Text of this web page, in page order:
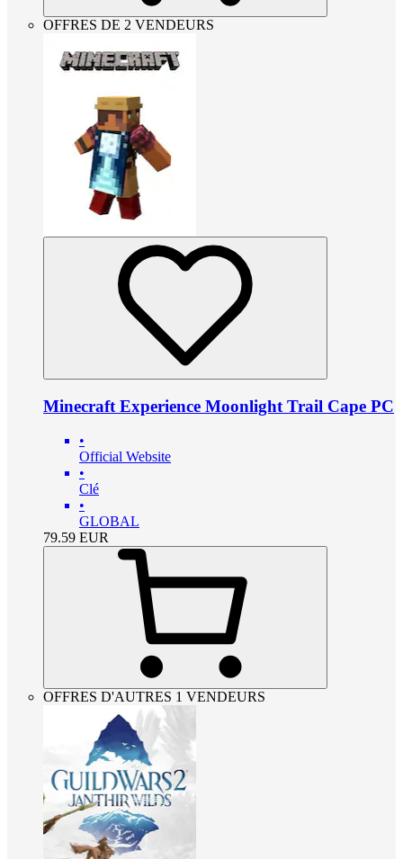
OFFRES DE 2 VENDEURS
Minecraft Experience Moonlight Trail Cape PC
•
Official Website
•
Clé
•
GLOBAL
79.59 EUR
OFFRES D'AUTRES 1 VENDEURS